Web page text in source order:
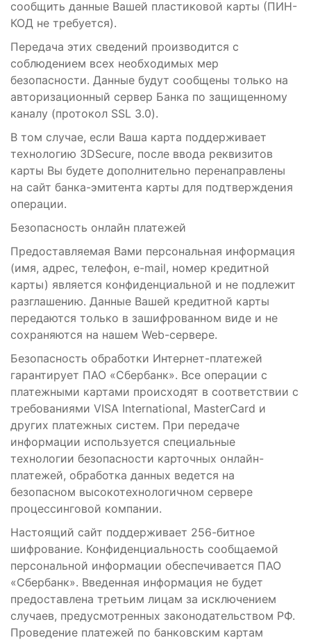
сообщить данные Вашей пластиковой карты (ПИН-
КОД не требуется).
Передача этих сведений производится с
соблюдением всех необходимых мер
безопасности. Данные будут сообщены только на
авторизационный сервер Банка по защищенному
каналу (протокол SSL 3.0).
В том случае, если Ваша карта поддерживает
технологию 3DSecure, после ввода реквизитов
карты Вы будете дополнительно перенаправлены
на сайт банка-эмитента карты для подтверждения
операции.
Безопасность онлайн платежей
Предоставляемая Вами персональная информация
(имя, адрес, телефон, e-mail, номер кредитной
карты) является конфиденциальной и не подлежит
разглашению. Данные Вашей кредитной карты
передаются только в зашифрованном виде и не
сохраняются на нашем Web-сервере.
Безопасность обработки Интернет-платежей
гарантирует ПАО «Сбербанк». Все операции с
платежными картами происходят в соответствии с
требованиями VISA International, MasterCard и
других платежных систем. При передаче
информации используется специальные
технологии безопасности карточных онлайн-
платежей, обработка данных ведется на
безопасном высокотехнологичном сервере
процессинговой компании.
Настоящий сайт поддерживает 256-битное
шифрование. Конфиденциальность сообщаемой
персональной информации обеспечивается ПАО
«Сбербанк». Введенная информация не будет
предоставлена третьим лицам за исключением
случаев, предусмотренных законодательством РФ.
Проведение платежей по банковским картам